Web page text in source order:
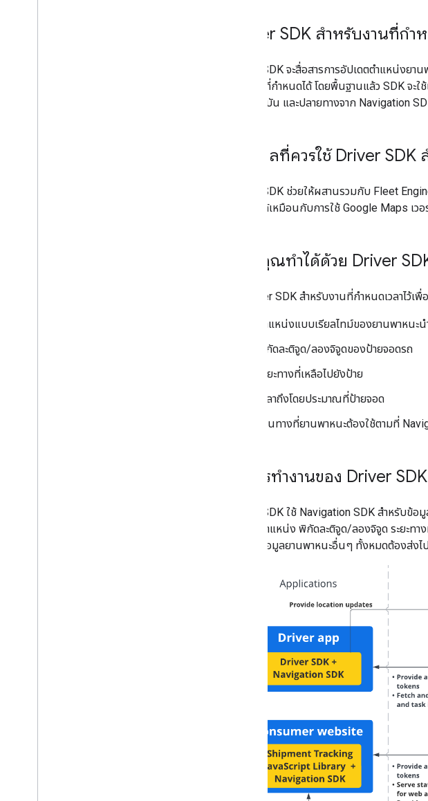
Driver SDK สำหรับงานที่กำ
Driver SDK จะสื่อสารการอัปเดตตำแหน่งย
และงานที่กำหนดได้ โดยพื้นฐานแล้ว SDK จ
ทางปัจจุบัน และปลายทางจาก Navigation
เหตุผลที่ควรใช้ Driver SDK
Driver SDK ช่วยให้ผสานรวมกับ Fleet
นำทางได้เหมือนกับการใช้ Google Maps เ
สิ่งที่คุณทำได้ด้วย Driver
ใช้ Driver SDK สำหรับงานที่กำหนดเวลาไว้
ตำแหน่งแบบเรียลไทม์ของยานพาหน
พิกัดละติจูด/ลองจิจูดของป้ายจอดรถ
ระยะทางที่เหลือไปยังป้าย
เวลาถึงโดยประมาณที่ป้ายจอด
เส้นทางที่ยานพาหนะต้องใช้ตามที่
วิธีการทำงานของ Driver
Driver SDK ใช้ Navigation SDK สำหรับข้
อัปเดตตำแหน่ง พิกัดละติจูด/ลองจิจูด ระยะท
อัปเดตข้อมูลยานพาหนะอื่นๆ ทั้งหมดต้องส่ง